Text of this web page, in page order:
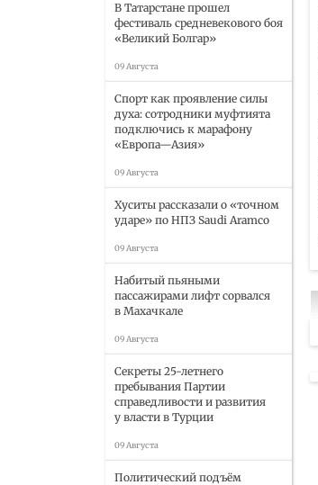
В Татарстане прошел
фестиваль средневекового боя
«Великий Болгар»
09 Августа
Спорт как проявление силы
духа: сотродники муфтията
подключись к марафону
«Европа—Азия»
09 Августа
Хуситы рассказали о «точном
ударе» по НПЗ Saudi Aramco
09 Августа
Набитый пьяными
пассажирами лифт сорвался
в Махачкале
09 Августа
Секреты 25-летнего
пребывания Партии
справедливости и развития
у власти в Турции
09 Августа
Политический подъём